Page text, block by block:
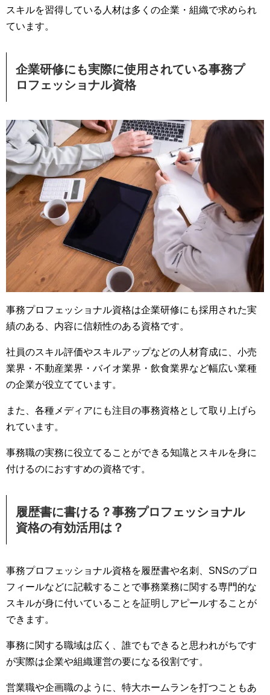
スキルを習得している人材は多くの企業・組織で求められ
ています。
企業研修にも実際に使用されている事務プ
ロフェッショナル資格
事務プロフェッショナル資格は企業研修にも採用された実
績のある、内容に信頼性のある資格です。
社員のスキル評価やスキルアップなどの人材育成に、小売
業界・不動産業界・バイオ業界・飲食業界など幅広い業種
の企業が役立てています。
また、各種メディアにも注目の事務資格として取り上げら
れています。
事務職の実務に役立てることができる知識とスキルを身に
付けるのにおすすめの資格です。
履歴書に書ける？事務プロフェッショナル
資格の有効活用は？
事務プロフェッショナル資格を履歴書や名刺、SNSのプロ
フィールなどに記載することで事務業務に関する専門的な
スキルが身に付いていることを証明しアピールすることが
できます。
事務に関する職域は広く、誰でもできると思われがちです
が実際は企業や組織運営の要になる役割です。
営業職や企画職のように、特大ホームランを打つこともあ